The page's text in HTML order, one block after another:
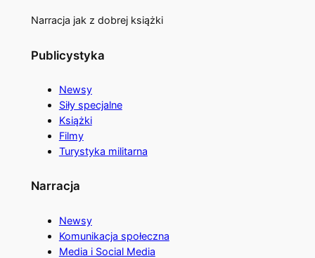
Narracja jak z dobrej książki
Publicystyka
Newsy
Siły specjalne
Książki
Filmy
Turystyka militarna
Narracja
Newsy
Komunikacja społeczna
Media i Social Media